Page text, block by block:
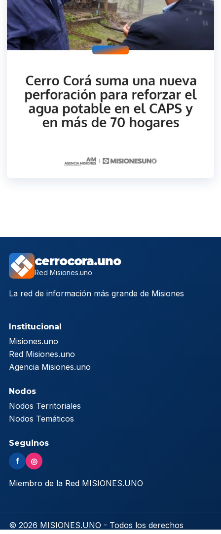
cerrocora.uno
Red Misiones.uno
La red de información más grande de Misiones
Institucional
Misiones.uno
Red Misiones.uno
Agencia Misiones.uno
Nodos
Nodos Territoriales
Nodos Temáticos
Seguinos
f ◎
Miembro de la Red MISIONES.UNO
© 2026 MISIONES.UNO - Todos los derechos